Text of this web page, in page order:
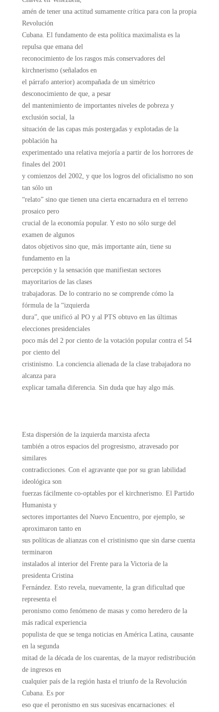
amén de tener una actitud sumamente crítica para con la propia
Revolución
Cubana. El fundamento de esta política maximalista es la
repulsa que emana del
reconocimiento de los rasgos más conservadores del
kirchnerismo (señalados en
el párrafo anterior) acompañada de un simétrico
desconocimiento de que, a pesar
del mantenimiento de importantes niveles de pobreza y
exclusión social, la
situación de las capas más postergadas y explotadas de la
población ha
experimentado una relativa mejoría a partir de los horrores de
finales del 2001
y comienzos del 2002, y que los logros del oficialismo no son
tan sólo un
“relato” sino que tienen una cierta encarnadura en el terreno
prosaico pero
crucial de la economía popular. Y esto no sólo surge del
examen de algunos
datos objetivos sino que, más importante aún, tiene su
fundamento en la
percepción y la sensación que manifiestan sectores
mayoritarios de las clases
trabajadoras. De lo contrario no se comprende cómo la
fórmula de la “izquierda
dura”, que unificó al PO y al PTS obtuvo en las últimas
elecciones presidenciales
poco más del 2 por ciento de la votación popular contra el 54
por ciento del
cristinismo. La conciencia alienada de la clase trabajadora no
alcanza para
explicar tamaña diferencia. Sin duda que hay algo más.
Esta dispersión de la izquierda marxista afecta
también a otros espacios del progresismo, atravesado por
similares
contradicciones. Con el agravante que por su gran labilidad
ideológica son
fuerzas fácilmente co-optables por el kirchnerismo. El Partido
Humanista y
sectores importantes del Nuevo Encuentro, por ejemplo, se
aproximaron tanto en
sus políticas de alianzas con el cristinismo que sin darse cuenta
terminaron
instalados al interior del Frente para la Victoria de la
presidenta Cristina
Fernández. Esto revela, nuevamente, la gran dificultad que
representa el
peronismo como fenómeno de masas y como heredero de la
más radical experiencia
populista de que se tenga noticias en América Latina, causante
en la segunda
mitad de la década de los cuarentas, de la mayor redistribución
de ingresos en
cualquier país de la región hasta el triunfo de la Revolución
Cubana. Es por
eso que el peronismo en sus sucesivas encarnaciones: el